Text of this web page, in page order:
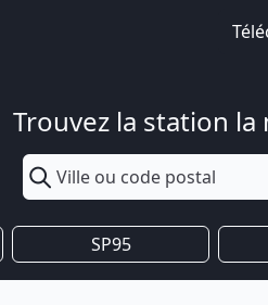
Trouvez la station la
SP95